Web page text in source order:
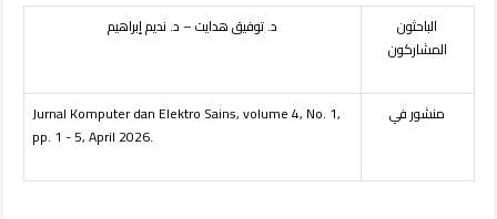
الباحثون
المشاركون
د. توفيق هدايت – د. نديم إبراهيم
منشور في
Jurnal Komputer dan Elektro Sains, volume 4, No. 1,
pp. 1 - 5, April 2026.